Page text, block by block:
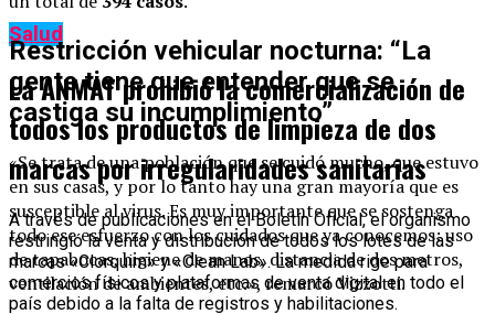
Restricción vehicular nocturna: “La
gente tiene que entender que se
castiga su incumplimiento”
«Se trata de una población que se cuidó mucho, que estuvo
en sus casas, y por lo tanto hay una gran mayoría que es
susceptible al virus. Es muy importante que se sostenga
todo ese esfuerzo con los cuidados que ya conocemos: uso
de tapabocas, higiene de manos, distancia de dos metros,
ventilación de ambientes, etc.», remarcó Vizzotti.
Salud
La ANMAT prohibió la comercialización de
todos los productos de limpieza de dos
marcas por irregularidades sanitarias
A través de publicaciones en el Boletín Oficial, el organismo
restringió la venta y distribución de todos los lotes de las
marcas «Clorquim» y «Clean Lab». La medida rige para
comercios físicos y plataformas de venta digital en todo el
país debido a la falta de registros y habilitaciones.